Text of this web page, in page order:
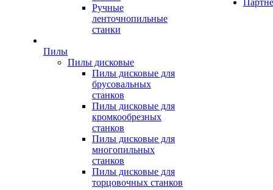
Ручные
ленточнопильные
станки
Пилы
Пилы дисковые
Пилы дисковые для
брусовальных
станков
Пилы дисковые для
кромкообрезных
станков
Пилы дисковые для
многопильных
станков
Пилы дисковые для
торцовочных станков